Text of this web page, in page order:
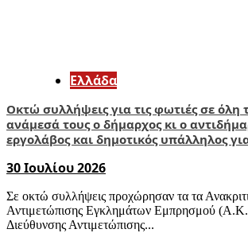
Ελλάδα
Οκτώ συλλήψεις για τις φωτιές σε όλη
ανάμεσά τους ο δήμαρχος κι ο
εργολάβος και δημοτικός υπάλληλος
30 Ιουλίου 2026
Σε οκτώ συλλήψεις προχώρησαν τα τα
Αντιμετώπισης Εγκλημάτων Εμπρησμού
Διεύθυνσης Αντιμετώπισης...